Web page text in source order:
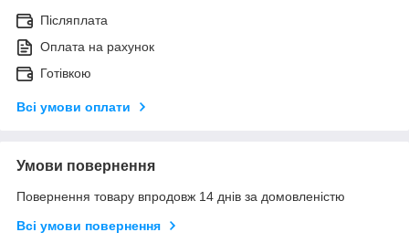
Післяплата
Оплата на рахунок
Готівкою
Всі умови оплати
Умови повернення
Повернення товару впродовж 14 днів за домовленістю
Всі умови повернення